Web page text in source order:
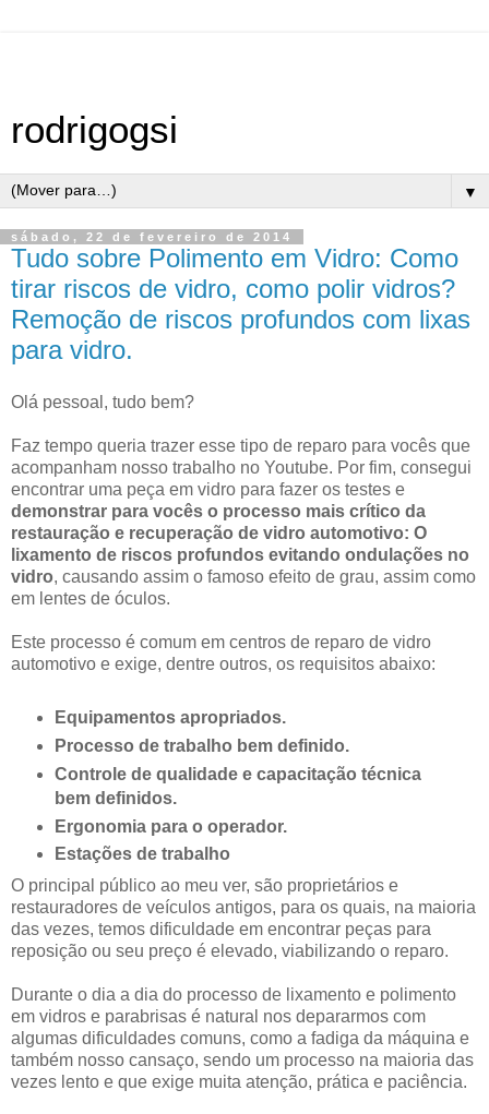
rodrigogsi
▼
sábado, 22 de fevereiro de 2014
Tudo sobre Polimento em Vidro: Como
tirar riscos de vidro, como polir vidros?
Remoção de riscos profundos com lixas
para vidro.
Olá pessoal, tudo bem?
Faz tempo queria trazer esse tipo de reparo para vocês que
acompanham nosso trabalho no Youtube. Por fim, consegui
encontrar uma peça em vidro para fazer os testes e
demonstrar para vocês o processo mais crítico da
restauração e recuperação de vidro automotivo: O
lixamento de riscos profundos evitando ondulações no
vidro, causando assim o famoso efeito de grau, assim como
em lentes de óculos.
Este processo é comum em centros de reparo de vidro
automotivo e exige, dentre outros, os requisitos abaixo:
Equipamentos apropriados.
Processo de trabalho bem definido.
Controle de qualidade e capacitação técnica
bem definidos.
Ergonomia para o operador.
Estações de trabalho
O principal público ao meu ver, são proprietários e
restauradores de veículos antigos, para os quais, na maioria
das vezes, temos dificuldade em encontrar peças para
reposição ou seu preço é elevado, viabilizando o reparo.
Durante o dia a dia do processo de lixamento e polimento
em vidros e parabrisas é natural nos depararmos com
algumas dificuldades comuns, como a fadiga da máquina e
também nosso cansaço, sendo um processo na maioria das
vezes lento e que exige muita atenção, prática e paciência.